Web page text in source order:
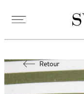
Retour